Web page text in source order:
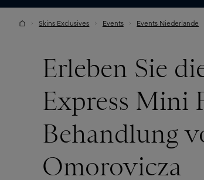
Skins Exclusives Events Events Niederlande
Erleben Sie
Express Mini
Behandlung
Omorovicza